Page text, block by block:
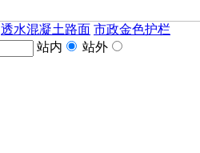
透水混凝土路面 市政金色护栏
站内
站外